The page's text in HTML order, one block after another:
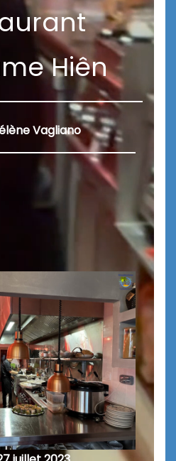
Hiên
Vagliano